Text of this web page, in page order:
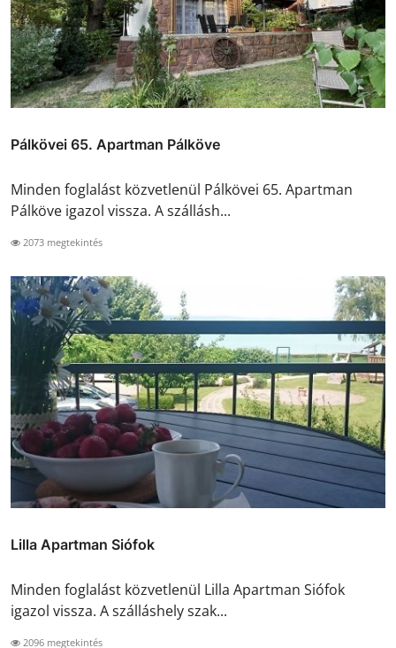
Pálkövei 65. Apartman Pálköve
Minden foglalást közvetlenül Pálkövei 65. Apartman
Pálköve igazol vissza. A szállásh...
2073 megtekintés
Lilla Apartman Siófok
Minden foglalást közvetlenül Lilla Apartman Siófok
igazol vissza. A szálláshely szak...
2096 megtekintés